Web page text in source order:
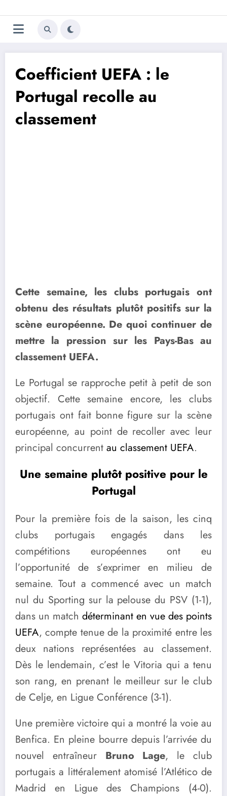
au
contenu
Trivela
L'actualité du football
Coefficient UEFA : le
Portugal recolle au
classement
Cette semaine, les clubs portugais ont
obtenu des résultats plutôt positifs sur la
scène européenne. De quoi continuer de
mettre la pression sur les Pays-Bas au
classement UEFA.
Le Portugal se rapproche petit à petit de son
objectif. Cette semaine encore, les clubs
portugais ont fait bonne figure sur la scène
européenne, au point de recoller avec leur
principal concurrent au classement UEFA.
Une semaine plutôt positive pour le
Portugal
Pour la première fois de la saison, les cinq
clubs portugais engagés dans les
compétitions européennes ont eu
l’opportunité de s’exprimer en milieu de
semaine. Tout a commencé avec un match
nul du Sporting sur la pelouse du PSV (1-1),
dans un match déterminant en vue des points
UEFA, compte tenue de la proximité entre les
deux nations représentées au classement.
Dès le lendemain, c’est le Vitoria qui a tenu
son rang, en prenant le meilleur sur le club
de Celje, en Ligue Conférence (3-1).
Une première victoire qui a montré la voie au
Benfica. En pleine bourre depuis l’arrivée du
nouvel entraîneur Bruno Lage, le club
portugais a littéralement atomisé l’Atlético de
Madrid en Ligue des Champions (4-0).